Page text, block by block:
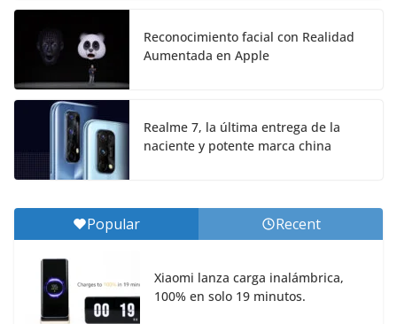
Reconocimiento facial con Realidad
Aumentada en Apple
Realme 7, la última entrega de la
naciente y potente marca china
Popular Recent
Xiaomi lanza carga inalámbrica,
100% en solo 19 minutos.